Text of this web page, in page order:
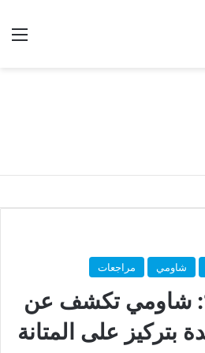
شاومي مراجعات
ريدمي نوت 15: شاومي تكشف عن